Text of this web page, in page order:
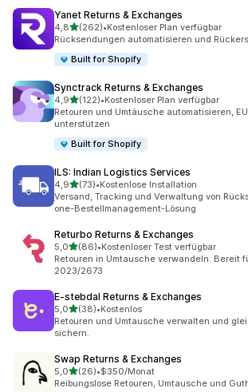
Yanet Returns & Exchanges
4,8von 5 Sternen
(262)
262 Rezensionen insgesamt
•Kostenloser Plan verfügbar
Rücksendungen automatisieren und
Built for Shopify
Synctrack Returns & Exchanges
4,9von 5 Sternen
(122)
122 Rezensionen insgesamt
•Kostenloser Plan verfügbar
Retouren und Umtäusche automatisieren,
unterstützen
Built for Shopify
ILS: Indian Logistics Services
4,9von 5 Sternen
(73)
73 Rezensionen insgesamt
•Kostenlose Installation
Versand, Tracking und Verwaltung von
one-Bestellmanagement-Lösung
Returbo Returns & Exchanges
5,0von 5 Sternen
(86)
86 Rezensionen insgesamt
•Kostenloser Test verfügbar
Retouren in Umtausche verwandeln. Bereit
2023/2673
E‑stebdal Returns & Exchanges
5,0von 5 Sternen
(38)
38 Rezensionen insgesamt
•Kostenlos
Retouren und Umtausche verwalten und
sichern.
Swap Returns & Exchanges
5,0von 5 Sternen
(26)
26 Rezensionen insgesamt
•$350/Monat
Reibungslose Retouren, Umtausche und